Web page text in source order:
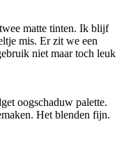
matte tinten. Ik blijf
mis. Er zit we een
niet maar toch leuk
oogschaduw palette.
Het blenden fijn.